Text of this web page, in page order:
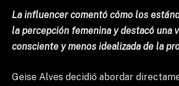
La influencer comentó cómo los
la percepción femenina y destacó una
consciente y menos idealizada de la
Geise Alves decidió abordar